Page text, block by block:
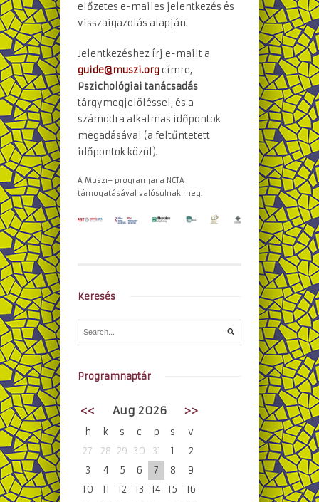
előzetes e-mailes jelentkezés és
visszaigazolás alapján.
Jelentkezéshez írj e-mailt a
guide@muszi.org címre,
Pszichológiai tanácsadás
tárgymegjelöléssel, és a
számodra alkalmas időpontok
megadásával (a feltűntetett
időpontok közül).
A Müszi+ programjai a NCTA
támogatásával valósulnak meg.
Keresés
Programnaptár
<< Aug 2026 >>
h k s c p s
v
27
28 29 30 31 1
2
3
4 5 6 7 8
9
10
11 12 13 14 15
16